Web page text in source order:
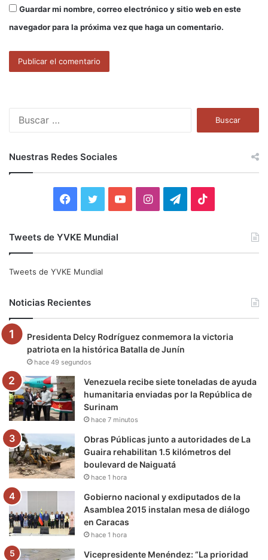
Guardar mi nombre, correo electrónico y sitio web en este
navegador para la próxima vez que haga un comentario.
:
Nuestras Redes Sociales
e
o
o
k
t
e
r
b
e
I
g
r
m
r
a
k
Tweets de YVKE Mundial
Tweets de YVKE Mundial
Noticias Recientes
Presidenta Delcy Rodríguez conmemora la victoria
patriota en la histórica Batalla de Junín
hace 49 segundos
Venezuela recibe siete toneladas de ayuda
humanitaria enviadas por la República de
Surinam
hace 7 minutos
Obras Públicas junto a autoridades de La
Guaira rehabilitan 1.5 kilómetros del
boulevard de Naiguatá
hace 1 hora
Gobierno nacional y exdiputados de la
Asamblea 2015 instalan mesa de diálogo
en Caracas
hace 1 hora
Vicepresidente Menéndez: “La prioridad